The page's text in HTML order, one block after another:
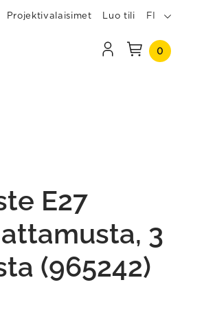
Projektivalaisimet Luo tili FI
0
E27
3
(965242)